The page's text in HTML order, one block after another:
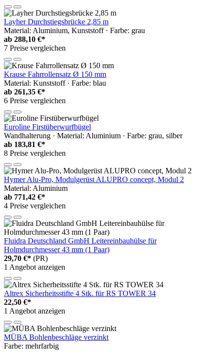
Layher Durchstiegsbrücke 2,85 m
Material: Aluminium, Kunststoff · Farbe: grau
ab 288,10 €*
7 Preise vergleichen
Krause Fahrrollensatz Ø 150 mm
Material: Kunststoff · Farbe: blau
ab 261,35 €*
6 Preise vergleichen
Euroline Firstüberwurfbügel
Wandhalterung · Material: Aluminium · Farbe: grau, silber
ab 183,81 €*
8 Preise vergleichen
Hymer Alu-Pro, Modulgerüst ALUPRO concept, Modul 2
Material: Aluminium
ab 771,42 €*
4 Preise vergleichen
Fluidra Deutschland GmbH Leitereinbauhülse für
Holmdurchmesser 43 mm (1 Paar)
29,70 €* (PR)
1 Angebot anzeigen
Altrex Sicherheitsstifte 4 Stk. für RS TOWER 34
22,50 €*
1 Angebot anzeigen
MÜBA Bohlenbeschläge verzinkt
Farbe: mehrfarbig